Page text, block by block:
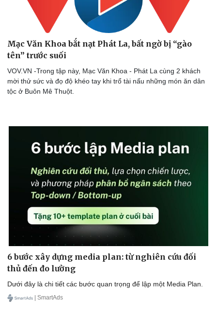
Văn hóa
Sân khấu - Điện ảnh
Văn học
Âm nhạc
Di sản
Giải trí
Thời trang
Sao Việt
Mạc Văn Khoa bắt nạt Phát La, bất ngờ bị “gào
tên” trước suối
VOV.VN -Trong tập này, Mạc Văn Khoa - Phát La cùng 2 khách
mời thử sức và đọ độ khéo tay khi trổ tài nấu những món ăn dân
tộc ở Buôn Mê Thuột.
6 bước xây dựng media plan: từ nghiên cứu đối
thủ đến đo lường
Dưới đây là chi tiết các bước quan trọng để lập một Media Plan.
| SmartAds